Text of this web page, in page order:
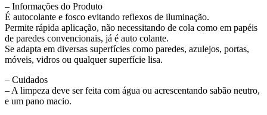
– Informações do Produto
É autocolante e fosco evitando reflexos de iluminação.
Permite rápida aplicação, não necessitando de cola como em papéis
de paredes convencionais, já é auto colante.
Se adapta em diversas superfícies como paredes, azulejos, portas,
móveis, vidros ou qualquer superfície lisa.
– Cuidados
– A limpeza deve ser feita com água ou acrescentando sabão neutro,
e um pano macio.